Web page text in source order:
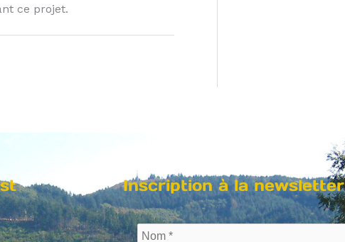
ce projet.
Inscription à la newsletter